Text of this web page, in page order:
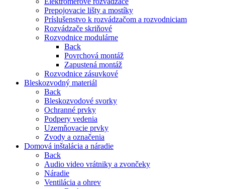
Prepojovacie lišty a mostíky
Príslušenstvo k rozvádzačom a rozvodniciam
Rozvádzače skriňové
Rozvodnice modulárne
Back
Povrchová montáž
Zapustená montáž
Rozvodnice zásuvkové
Bleskozvodný materiál
Back
Bleskozvodové svorky
Ochranné prvky
Podpery vedenia
Uzemňovacie prvky
Zvody a označenia
Domová inštalácia a náradie
Back
Audio video vrátniky a zvončeky
Náradie
Ventilácia a ohrev